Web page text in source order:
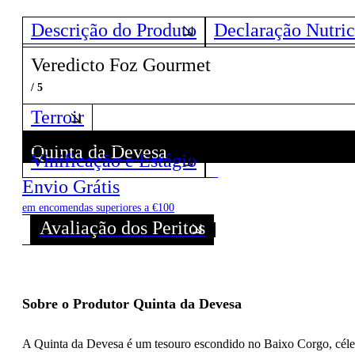
Descrição do Produto
Declaração
Veredicto Foz Gourmet
/ 5
Terroir
Quinta da Devesa
Descubra todos os Vinhos deste Produtor!
Vinificação e Estágio
Envio Grátis
em encomendas superiores a €100
Avaliação dos Peritos
Sobre o Produtor Quinta da Devesa
A Quinta da Devesa é um tesouro escondido no Baixo Corgo,